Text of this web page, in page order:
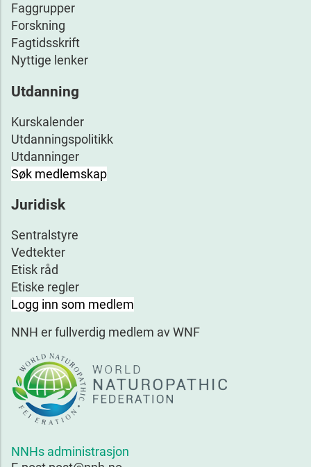
Faggrupper
Forskning
Fagtidsskrift
Nyttige lenker
Utdanning
Kurskalender
Utdanningspolitikk
Utdanninger
Søk medlemskap
Juridisk
Sentralstyre
Vedtekter
Etisk råd
Etiske regler
Logg inn som medlem
NNH er fullverdig medlem av WNF
NNHs administrasjon